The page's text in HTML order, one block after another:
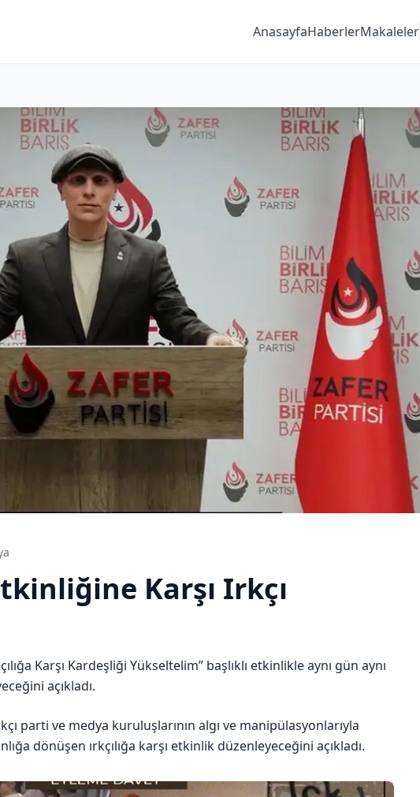
AnasayfaHaberlerMakaleler
Karşı Irkçı
Karşı Kardeşliği Yükseltelim” başlıklı etkinlikle aynı gün aynı
açıkladı.
parti ve medya kuruluşlarının algı ve manipülasyonlarıyla
dönüşen ırkçılığa karşı etkinlik düzenleyeceğini açıkladı.